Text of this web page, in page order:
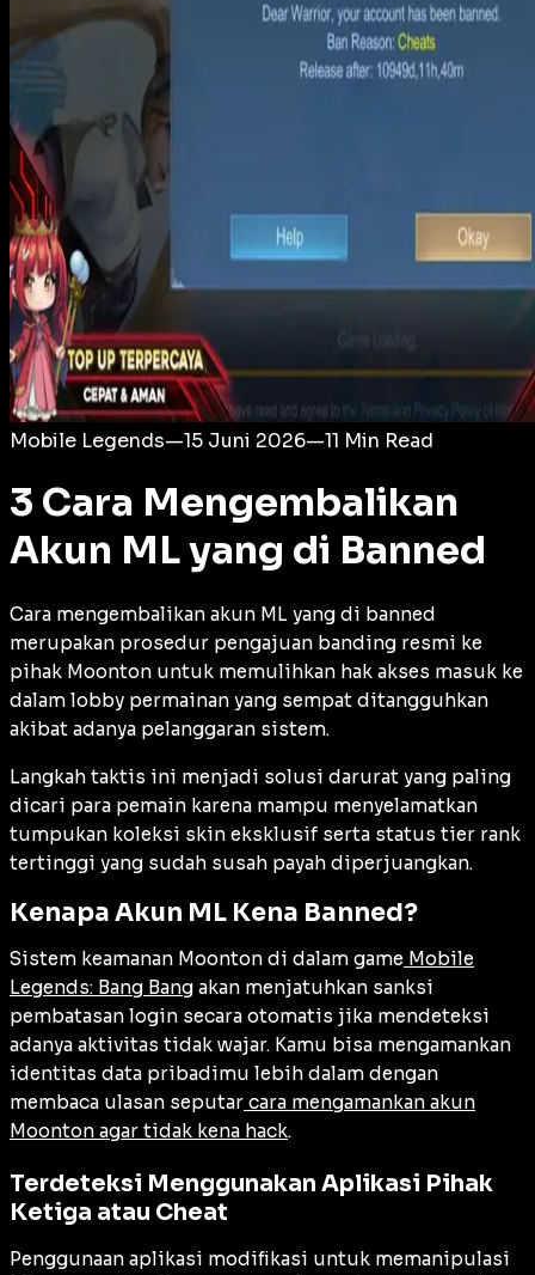
Login
Mobile Legends—15 Juni 2026—11 Min Read
3 Cara Mengembalikan
Akun ML yang di Banned
Cara mengembalikan akun ML yang di banned
merupakan prosedur pengajuan banding resmi ke
pihak Moonton untuk memulihkan hak akses masuk ke
dalam lobby permainan yang sempat ditangguhkan
akibat adanya pelanggaran sistem.
Langkah taktis ini menjadi solusi darurat yang paling
dicari para pemain karena mampu menyelamatkan
tumpukan koleksi skin eksklusif serta status tier rank
tertinggi yang sudah susah payah diperjuangkan.
Kenapa Akun ML Kena Banned?
Sistem keamanan Moonton di dalam game Mobile
Legends: Bang Bang akan menjatuhkan sanksi
pembatasan login secara otomatis jika mendeteksi
adanya aktivitas tidak wajar. Kamu bisa mengamankan
identitas data pribadimu lebih dalam dengan
membaca ulasan seputar cara mengamankan akun
Moonton agar tidak kena hack.
Terdeteksi Menggunakan Aplikasi Pihak
Ketiga atau Cheat
Penggunaan aplikasi modifikasi untuk memanipulasi